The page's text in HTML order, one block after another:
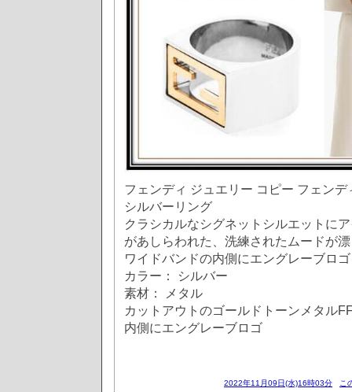
フェンディ ジュエリー コピー フェン
シルバーリング
クラシカルなシグネットシルエットに
があしらわれた、洗練されたムードが
ワイドバンドの内側にエングレーブロ
カラー： シルバー
素材： メタル
カットアウトのゴールドトーンメタル
内側にエングレーブロゴ
2022年11月09日(水)16時03分 こ